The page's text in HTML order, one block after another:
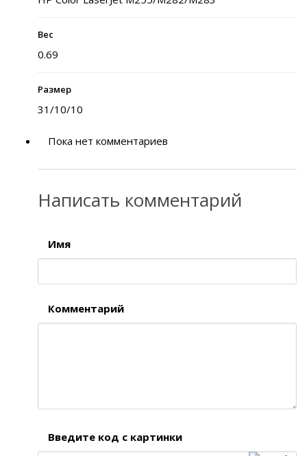
Вес
0.69
Размер
31/10/10
Пока нет комментариев
Написать комментарий
Имя
Комментарий
Введите код с картинки